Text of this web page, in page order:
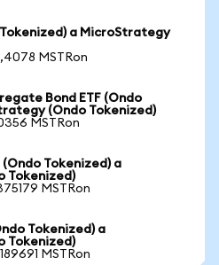
Tokenized) a MicroStrategy
MSTRon
Bond ETF (Ondo
(Ondo Tokenized)
MSTRon
Tokenized) a
Tokenized)
MSTRon
Tokenized) a
Tokenized)
MSTRon